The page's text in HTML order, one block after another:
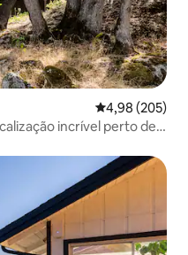
4,98 de uma
4,98 (205)
incrível perto de
hóspedes